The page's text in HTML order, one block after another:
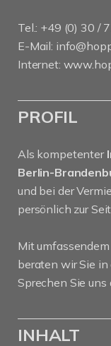
Tel.: +49 (0) 30 /
E-Mail:
Internet:
PROFIL
Als kompetenter
Berlin-
und bei der
persönlich zur
Mit
beraten wir Sie in
Sprechen Sie uns
INHALT